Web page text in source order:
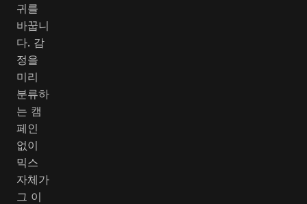
귀를
바꿉니
다. 감
정을
미리
분류하
는 캠
페인
없이
믹스
자체가
그 이